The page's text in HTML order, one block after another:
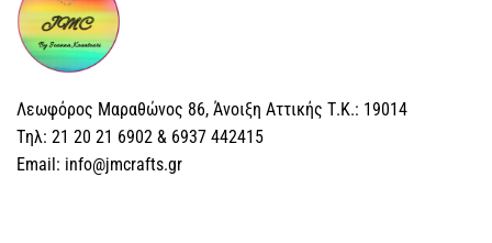
Λεωφόρος Μαραθώνος 86, Άνοιξη Αττικής Τ.Κ.: 19014
Tηλ: 21 20 21 6902 & 6937 442415
Email: info@jmcrafts.gr